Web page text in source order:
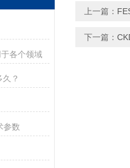
各个领域
？
参数
上一篇：
下一篇：